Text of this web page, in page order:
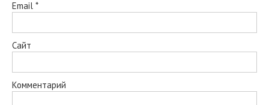
Email *
Сайт
Комментарий